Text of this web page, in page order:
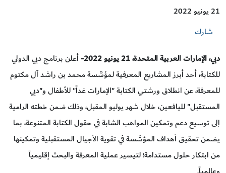
21 يونيو 2022
شارك
دبي، الإمارات العربية المتحدة، 21 يونيو 2022 -أعلن برنامج دبي الدولي
للكتابة، أحد أبرز المشاريع المعرفية لمؤسَّسة محمد بن راشد آل مكتوم
للمعرفة، عن انطلاق ورشتي الكتابة "الإمارات غداً" للأطفال و"دبي
المستقبل" لليافعين، خلال شهر يوليو المقبل، وذلك ضمن خطته الرامية
إلى توسيع دعم وتمكين المواهب الشابة في حقول الكتابة المتنوعة، بما
يضمن تحقيق أهداف المؤسَّسة في تقوية الأجيال المستقبلية وتمكينها
من ابتكار حلول مستدامة؛ لتيسير عملية المعرفة والبحث إقليمياً